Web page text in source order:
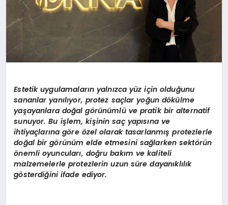
EĞITIM
Estetik uygulamaların yalnızca yüz için olduğunu
sananlar yanılıyor, protez saçlar yoğun dökülme
yaşayanlara doğal görünümlü ve pratik bir alternatif
sunuyor. Bu işlem, kişinin saç yapısına ve
ihtiyaçlarına göre özel olarak tasarlanmış protezlerle
doğal bir görünüm elde etmesini sağlarken sektörün
önemli oyuncuları, doğru bakım ve kaliteli
malzemelerle protezlerin uzun süre dayanıklılık
gösterdiğini ifade ediyor.